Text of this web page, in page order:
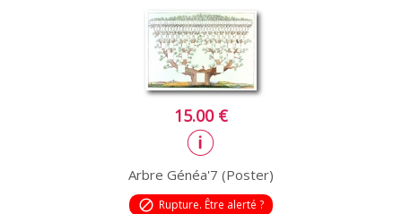
15.00 €
Arbre Généa'7 (Poster)
block Rupture. Être alerté ?